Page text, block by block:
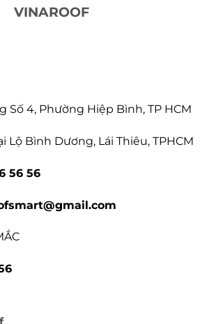
VINAROOF
Số 4, Phường Hiệp Bình, TP HCM
Lộ Bình Dương, Lái Thiêu, TPHCM
56 56